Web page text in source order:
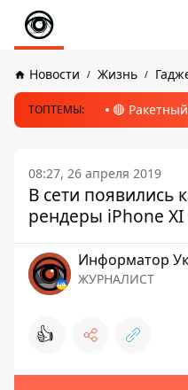
Новости Жизнь
ТОПТЕМЫ: 🔴
08:27, 26 апреля 2019
В сети появились
рендеры iPhone
Информатор
ЖУРНАЛИСТ
👍